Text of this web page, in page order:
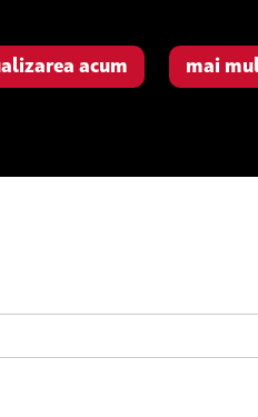
acum mai